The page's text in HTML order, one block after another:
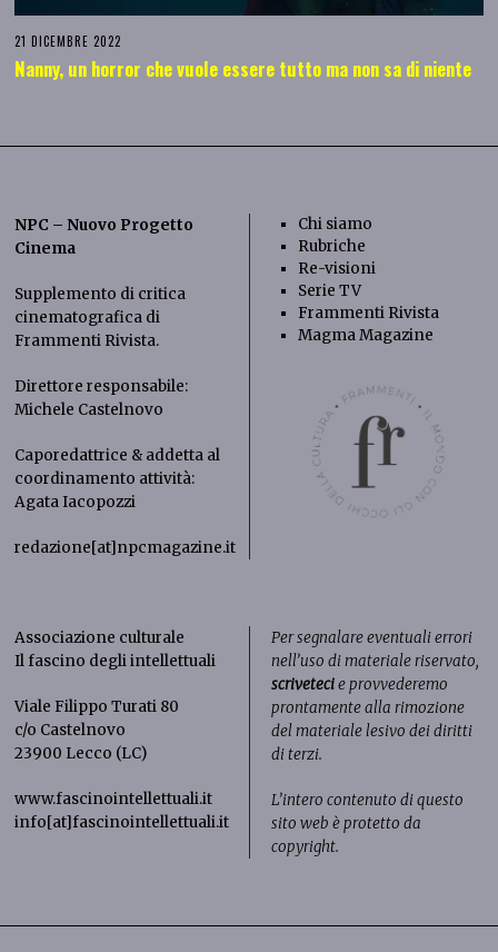
21 DICEMBRE 2022
Nanny, un horror che vuole essere tutto ma non sa di niente
NPC – Nuovo Progetto
Cinema
Supplemento di critica
cinematografica di
Frammenti Rivista.
Direttore responsabile:
Michele Castelnovo
Caporedattrice & addetta al
coordinamento attività:
Agata Iacopozzi
redazione[at]npcmagazine.it
Chi siamo
Rubriche
Re-visioni
Serie TV
Frammenti Rivista
Magma Magazine
Associazione culturale
Il fascino degli intellettuali
Viale Filippo Turati 80
c/o Castelnovo
23900 Lecco (LC)
www.fascinointellettuali.it
info[at]fascinointellettuali.it
Per segnalare eventuali errori
nell’uso di materiale riservato,
scrivetecie provvederemo
prontamente alla rimozione
del materiale lesivo dei diritti
di terzi.
L’intero contenuto di questo
sito web è protetto da
copyright.